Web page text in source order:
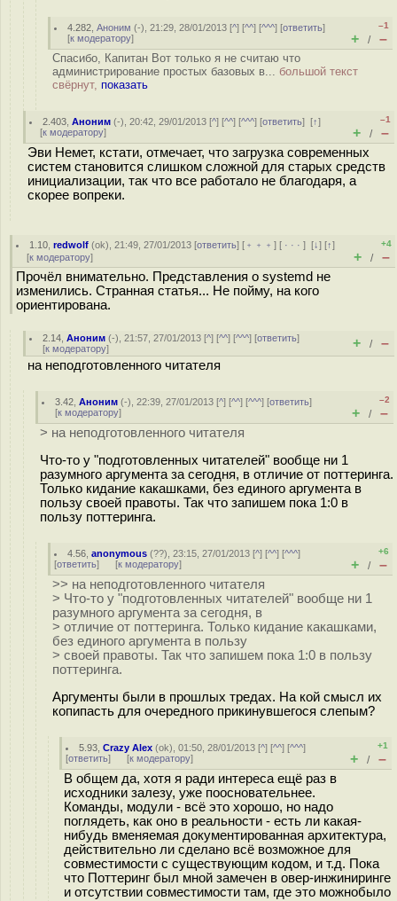
4.282 ,Аноним (-), 21:29, 28/01/2013 [^] [^^] [^^^] [ответить]
[к модератору]
–1
+ / –
Спасибо, Капитан Вот только я не считаю что
администрирование простых базовых в... большой текст
свёрнут, показать
2.403 ,Аноним (-), 20:42, 29/01/2013 [^] [^^] [^^^] [ответить][↑]
[к модератору]
–1
+ / –
Эви Немет, кстати, отмечает, что загрузка современных
систем становится слишком сложной для старых средств
инициализации, так что все работало не благодаря, а
скорее вопреки.
1.10 ,redwolf (ok), 21:49, 27/01/2013 [ответить] [ ﹢﹢﹢] [ · · ·][↓] [↑]
[к модератору]
+4
+ / –
Прочёл внимательно. Представления о systemd не
изменились. Странная статья... Не пойму, на кого
ориентирована.
2.14 ,Аноним (-), 21:57, 27/01/2013 [^] [^^] [^^^] [ответить]
[к модератору] + / –
на неподготовленного читателя
3.42 ,Аноним (-), 22:39, 27/01/2013 [^] [^^] [^^^] [ответить]
[к модератору]
–2
+ / –
> на неподготовленного читателя
Что-то у "подготовленных читателей" вообще ни 1
разумного аргумента за сегодня, в отличие от поттеринга.
Только кидание какашками, без единого аргумента в
пользу своей правоты. Так что запишем пока 1:0 в
пользу поттеринга.
4.56 ,anonymous (??), 23:15, 27/01/2013 [^] [^^] [^^^]
[ответить] [к модератору]
+6
+ / –
>> на неподготовленного читателя
> Что-то у "подготовленных читателей" вообще ни 1
разумного аргумента за сегодня, в
> отличие от поттеринга. Только кидание какашками,
без единого аргумента в пользу
> своей правоты. Так что запишем пока 1:0 в пользу
поттеринга.
Аргументы были в прошлых тредах. На кой смысл их
копипасть для очередного прикинувшегося слепым?
5.93 ,Crazy Alex (ok), 01:50, 28/01/2013 [^] [^^] [^^^]
[ответить] [к модератору]
+1
+ / –
В общем да, хотя я ради интереса ещё раз в
исходники залезу, уже поосновательнее.
Команды, модули - всё это хорошо, но надо
поглядеть, как оно в реальности - есть ли какая-
нибудь вменяемая документированная архитектура,
действительно ли сделано всё возможное для
совместимости с существующим кодом, и т.д. Пока
что Поттеринг был мной замечен в овер-инжиниринге
и отсутствии совместимости там, где это можнобыло